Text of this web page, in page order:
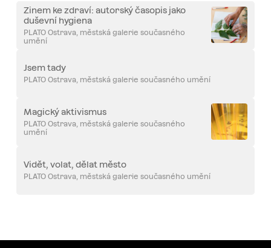
Zinem ke zdraví: autorský časopis jako
duševní hygiena
PLATO Ostrava, městská galerie současného
umění
Jsem tady
PLATO Ostrava, městská galerie současného umění
Magický aktivismus
PLATO Ostrava, městská galerie současného
umění
Vidět, volat, dělat město
PLATO Ostrava, městská galerie současného umění